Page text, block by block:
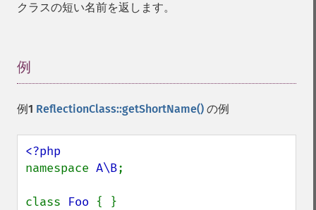
クラスの短い名前を返します。
例
例1 ReflectionClass::getShortName() の例
namespace A\B;
class Foo { }